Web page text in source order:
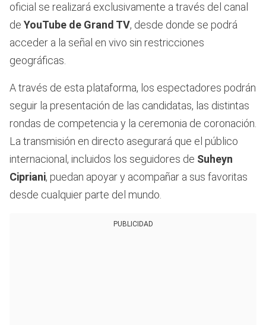
oficial se realizará exclusivamente a través del canal
de YouTube de Grand TV, desde donde se podrá
acceder a la señal en vivo sin restricciones
geográficas.
A través de esta plataforma, los espectadores podrán
seguir la presentación de las candidatas, las distintas
rondas de competencia y la ceremonia de coronación.
La transmisión en directo asegurará que el público
internacional, incluidos los seguidores de Suheyn
Cipriani, puedan apoyar y acompañar a sus favoritas
desde cualquier parte del mundo.
PUBLICIDAD